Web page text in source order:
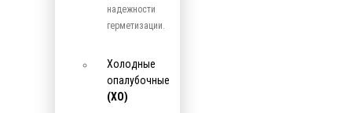
надежности
герметизации.
Холодные
опалубочные
(ХО)